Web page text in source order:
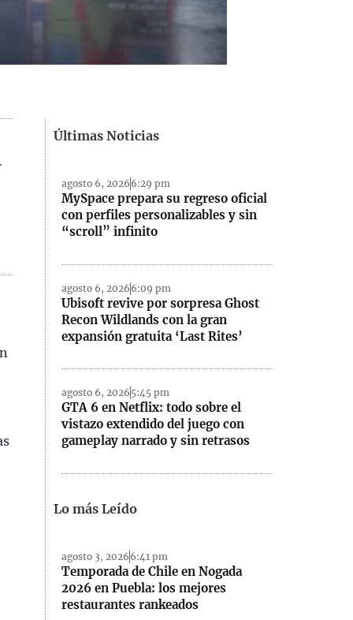
Últimas Noticias
agosto 6, 2026 6:29 pm
MySpace prepara su regreso oficial
con perfiles personalizables y sin
“scroll” infinito
agosto 6, 2026 6:09 pm
Ubisoft revive por sorpresa Ghost
Recon Wildlands con la gran
expansión gratuita ‘Last Rites’
agosto 6, 2026 5:45 pm
GTA 6 en Netflix: todo sobre el
vistazo extendido del juego con
gameplay narrado y sin retrasos
Lo más Leído
agosto 3, 2026 6:41 pm
Temporada de Chile en Nogada
2026 en Puebla: los mejores
restaurantes rankeados